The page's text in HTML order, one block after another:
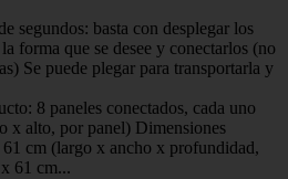
segundos: basta con desplegar los
forma que se desee y conectarlos (no
Se puede plegar para transportarla y
8 paneles conectados, cada uno
x alto, por panel) Dimensiones
cm (largo x ancho x profundidad,
61 cm...